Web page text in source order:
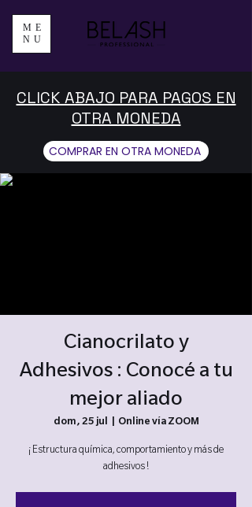
ME
NU
CLICK ABAJO PARA PAGOS EN
OTRA MONEDA
COMPRAR EN OTRA MONEDA
Cianocrilato y
Adhesivos : Conocé a tu
mejor aliado
dom, 25 jul Online vía ZOOM
¡ Estructura química, comportamiento y más de
adhesivos !